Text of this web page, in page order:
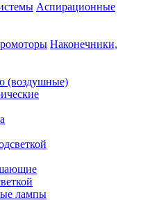
Аспирационные
Наконечники,
(воздушные)